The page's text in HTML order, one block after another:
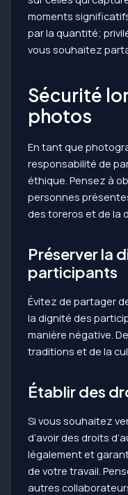
moments
par la quantité;
vous souhaitez
Sécurité
photos
En tant que
responsabilité de
éthique. Pensez à
personnes
des toreros et de la
Préserver la
participants
Évitez de partager
la dignité des
manière négative.
traditions et de la
Établir des
Si vous souhaitez
d’avoir des droits
légalement et
de votre travail.
autres